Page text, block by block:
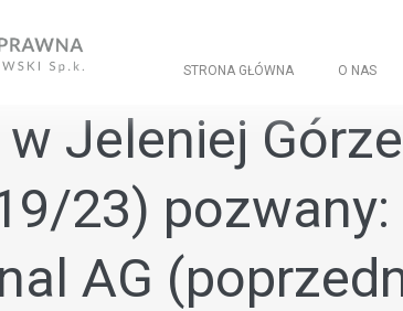
STRONA GŁÓWNA O NAS
w Jeleniej
23)
AG